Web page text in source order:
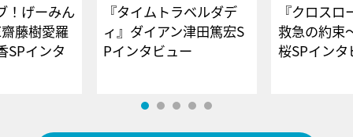
！げーみん
藤樹愛羅
SPインタ
『タイムトラベルダデ
ィ』ダイアン津田篤宏S
Pインタビュー
『クロス
救急の約束
桜SPイ